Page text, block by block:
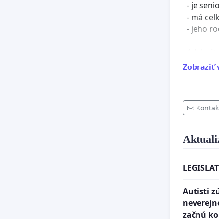
- je
- má
- jeho
existuje
sa
tiež
úrovňou
Zobraziť
Autisti
začnú